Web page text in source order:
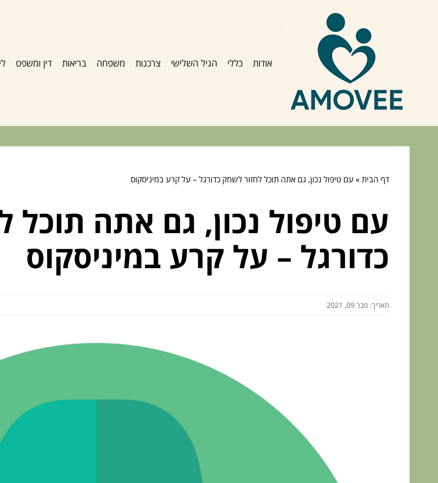
אודות כללי הגיל השלישי צרכנות משפחה בריאות דין ומשפט
דף הבית» עם טיפול נכון, גם אתה תוכל לחזור לשחק כדורגל – על קרע במיניסקוס
עם טיפול נכון, גם אתה תוכל
כדורגל – על קרע במיניסקוס
תאריך: פבר 09, 2021